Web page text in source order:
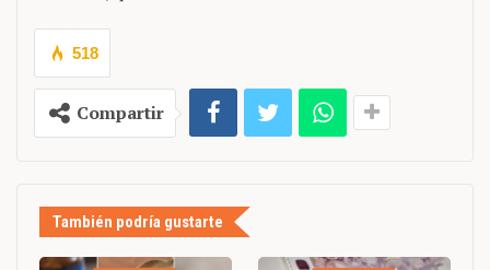
518
Compartir
También podría gustarte